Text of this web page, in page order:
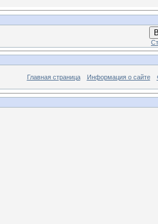
Главная страница Информация о сайте